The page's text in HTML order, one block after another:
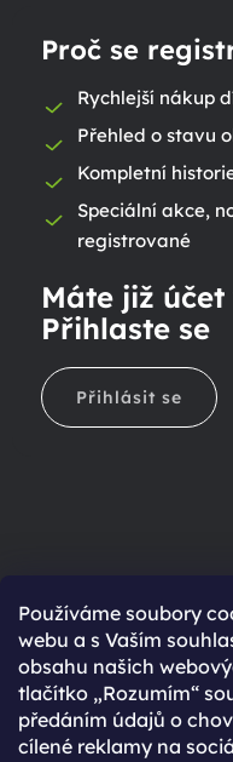
Používáme soubory
webu a s Vaším
obsahu našich
tlačítko „Rozumím“
předáním údajů o
cílené reklamy na
Proč se
Rychlejší nákup
Přehled o stavu
Kompletní
Speciální akce,
registrované
Máte již
Přihlaste se
Přihlásit se
Ještě nemáte
Rychlejší nákup díky
Přehled o stavu
Kompletní historie